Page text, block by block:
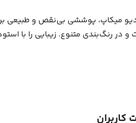
میکاپ، پوششی بی‌نقص و طبیعی
و در رنگ‌بندی متنوع. زیبایی را با
کاربران